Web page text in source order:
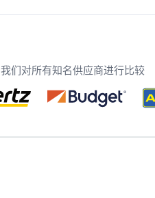
我们对所有知名供应商进行比较